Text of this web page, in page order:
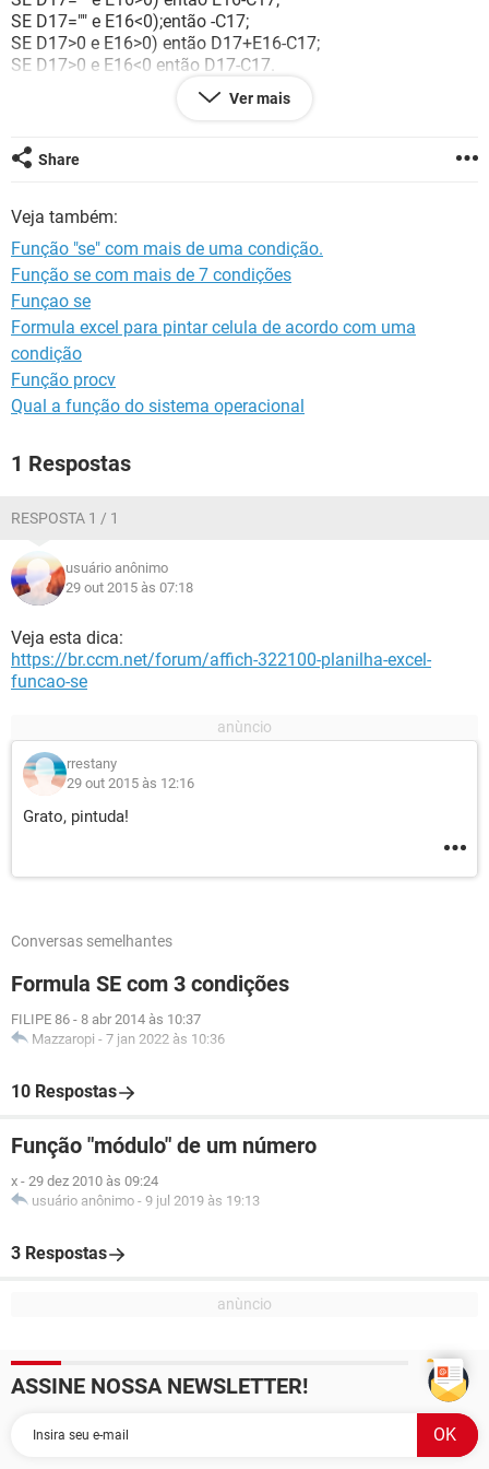
GUIA DE COMPRAS
SE D17="" e E16<0);então -C17;
SE D17>0 e E16>0) então D17+E16-C17;
SE D17>0 e E16<0 então D17-C17.
Consegue-se uma ajuda? Grato desde já!
https://heldssouza.wordpress.com/2013/03/18/como-
Ver mais
Share
Veja também:
Função "se" com mais de uma condição.
Função se com mais de 7 condições
Funçao se
Formula excel para pintar celula de acordo com uma
condição
Função procv
Qual a função do sistema operacional
1 Respostas
RESPOSTA 1 / 1
usuário anônimo
29 out 2015 às 07:18
Veja esta dica:
https://br.ccm.net/forum/affich-322100-planilha-excel-
funcao-se
rrestany
29 out 2015 às 12:16
Grato, pintuda!
Conversas semelhantes
Formula SE com 3 condições
FILIPE 86 - 8 abr 2014 às 10:37
Mazzaropi - 7 jan 2022 às 10:36
10 Respostas
Função "módulo" de um número
x - 29 dez 2010 às 09:24
usuário anônimo - 9 jul 2019 às 19:13
3 Respostas
ASSINE NOSSA NEWSLETTER!